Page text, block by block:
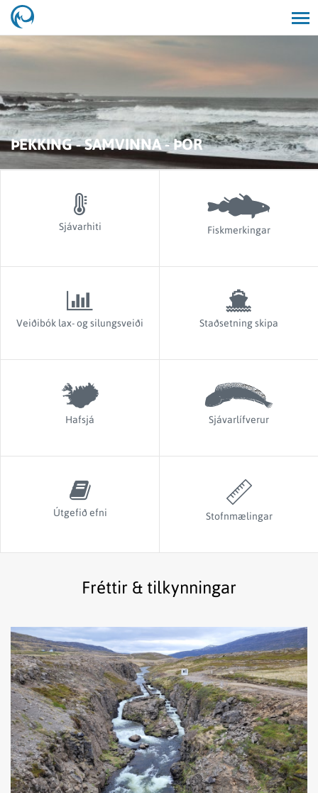
ÞEKKING - SAMVINNA - ÞOR
Opna/
Sjávarhiti Fiskmerkingar
Veiðibók lax- og silungsveiði Staðsetning skipa
Hafsjá Sjávarlífverur
Útgefið efni Stofnmælingar
Fréttir & tilkynningar
Lesa
fréttina
Vöktun
sýnir
árangur
mótvægisaðgerða